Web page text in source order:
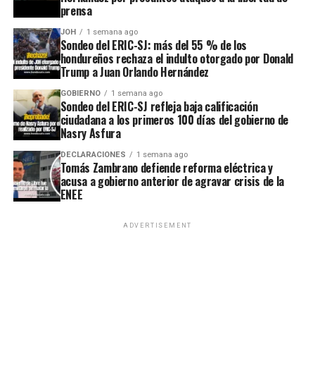
prensa
JOH 1 semana ago
Sondeo del ERIC-SJ: más del 55 % de los
hondureños rechaza el indulto otorgado por Donald
Trump a Juan Orlando Hernández
GOBIERNO 1 semana ago
Sondeo del ERIC-SJ refleja baja calificación
ciudadana a los primeros 100 días del gobierno de
Nasry Asfura
DECLARACIONES 1 semana ago
Tomás Zambrano defiende reforma eléctrica y
acusa a gobierno anterior de agravar crisis de la
ENEE
ADVERTISEMENT